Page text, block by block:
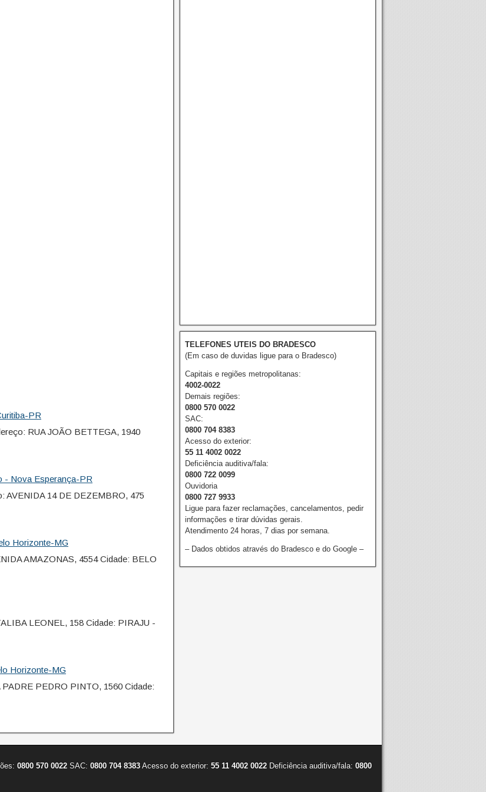
PR
RUA JOÃO BETTEGA, 1940
- Nova Esperança-PR
AVENIDA 14 DE DEZEMBRO, 475
Horizonte-MG
AMAZONAS, 4554 Cidade: BELO
LEONEL, 158 Cidade: PIRAJU -
Horizonte-MG
PEDRO PINTO, 1560 Cidade:
TELEFONES UTEIS DO BRADESCO
(Em caso de duvidas ligue para o Bradesco)
Capitais e regiões metropolitanas:
4002-0022
Demais regiões:
0800 570 0022
SAC:
0800 704 8383
Acesso do exterior:
55 11 4002 0022
Deficiência auditiva/fala:
0800 722 0099
Ouvidoria
0800 727 9933
Ligue para fazer reclamações, cancelamentos, pedir
informações e tirar dúvidas gerais.
Atendimento 24 horas, 7 dias por semana.
– Dados obtidos através do Bradesco e do Google –
0800 570 0022 SAC: 0800 704 8383 Acesso do exterior: 55 11 4002 0022 Deficiência auditiva/fala: 0800